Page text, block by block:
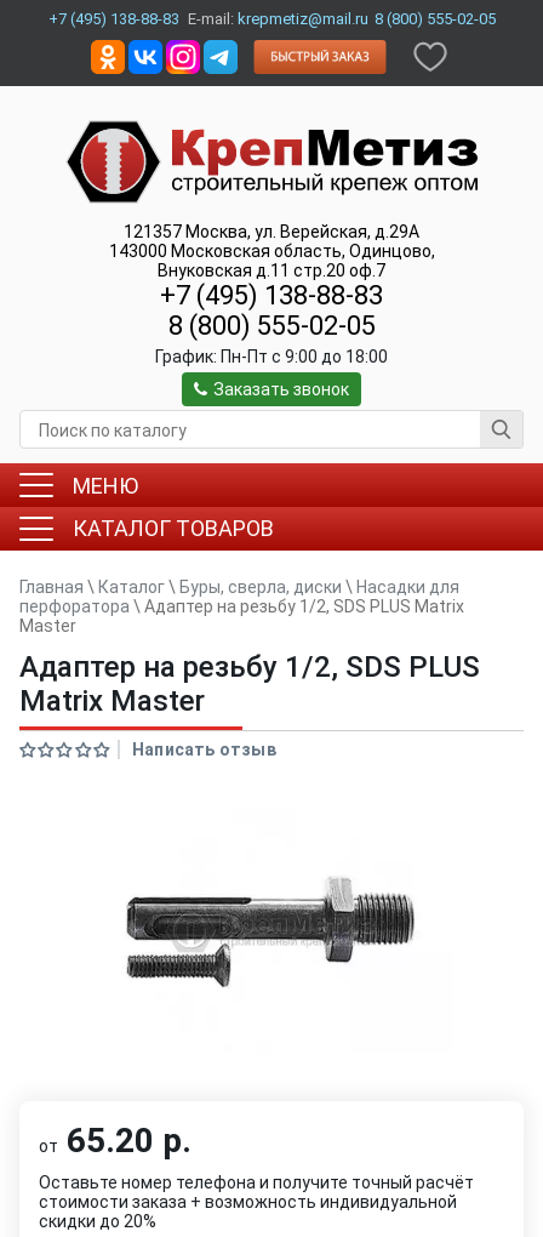
+7 (495) 138-88-83 E-mail: krepmetiz@mail.ru 8 (800) 555-02-05
121357 Москва, ул. Верейская, д.29А
143000 Московская область, Одинцово,
Внуковская д.11 стр.20 оф.7
+7 (495) 138-88-83
8 (800) 555-02-05
График: Пн-Пт c 9:00 до 18:00
Заказать звонок
МЕНЮ
КАТАЛОГ ТОВАРОВ
Главная \ Каталог\ Буры, сверла, диски \ Насадки для
перфоратора \ Адаптер на резьбу 1/2, SDS PLUS Matrix
Master
Адаптер на резьбу 1/2, SDS PLUS
Matrix Master
Написать отзыв
от 65.20 р.
Оставьте номер телефона и получите точный расчёт
стоимости заказа + возможность индивидуальной
скидки до 20%